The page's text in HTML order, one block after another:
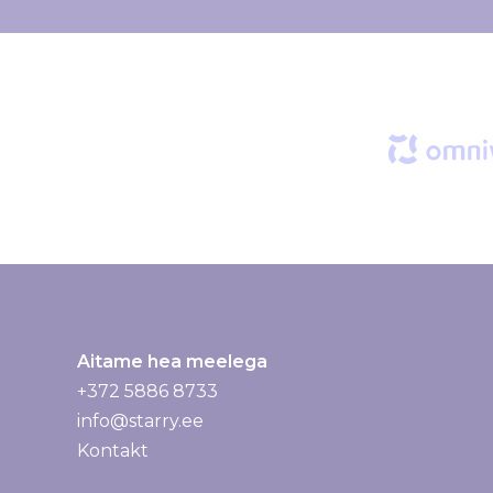
j
Aitame hea meelega
+372 5886 8733
info@starry.ee
Kontakt